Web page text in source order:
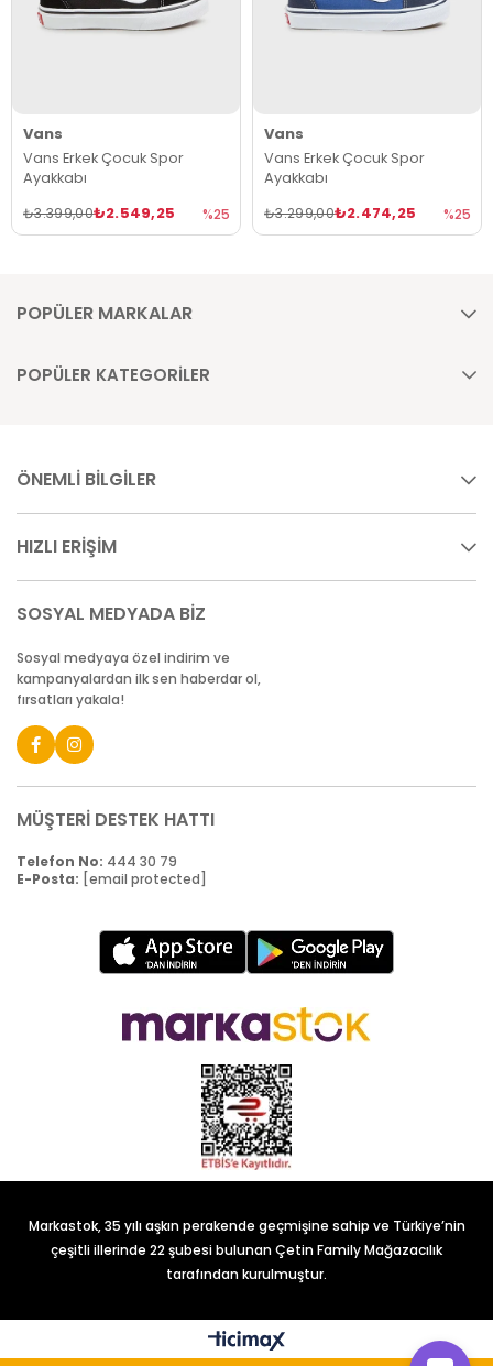
Vans
Vans Erkek Çocuk Spor
Ayakkabı
₺2.549,25
₺3.399,00 %25
Vans
Vans Erkek Çocuk Spor
Ayakkabı
₺2.474,25
₺3.299,00 %25
POPÜLER MARKALAR
POPÜLER KATEGORİLER
ÖNEMLİ BİLGİLER
HIZLI ERİŞİM
SOSYAL MEDYADA BİZ
Sosyal medyaya özel indirim ve
kampanyalardan ilk sen haberdar ol,
fırsatları yakala!
MÜŞTERİ DESTEK HATTI
Telefon No: 444 30 79
E-Posta: [email protected]
Markastok, 35 yılı aşkın perakende geçmişine sahip ve Türkiye’nin
çeşitli illerinde 22 şubesi bulunan Çetin Family Mağazacılık
tarafından kurulmuştur.